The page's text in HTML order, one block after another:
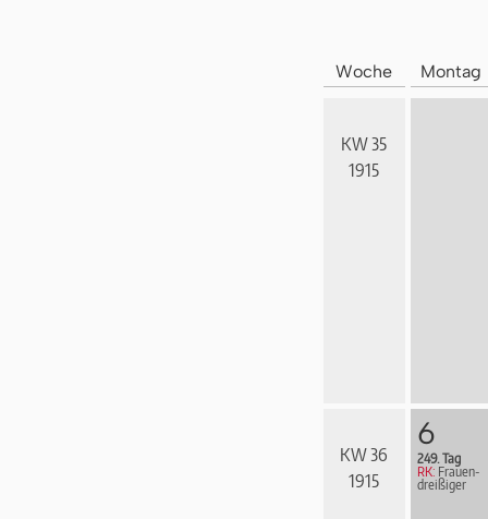
Woche Montag
KW 35
1915
KW 36
1915
6
249. Tag
RK: Frau­en­
drei­ßi­ger